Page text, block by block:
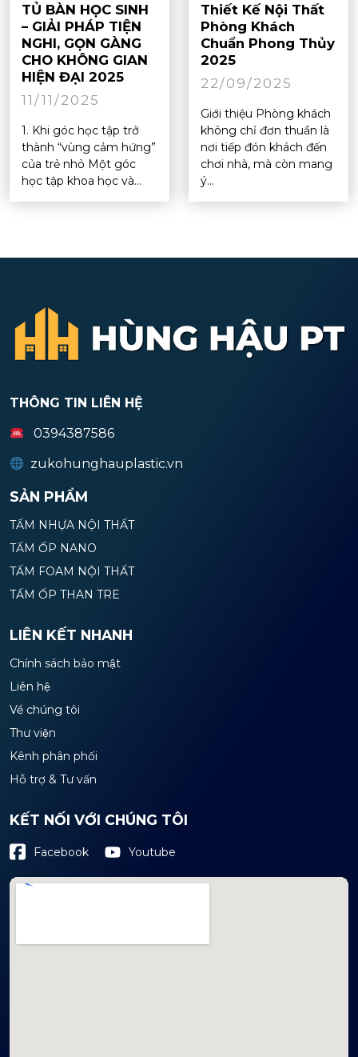
TỦ BÀN HỌC SINH
– GIẢI PHÁP TIỆN
NGHI, GỌN GÀNG
CHO KHÔNG GIAN
HIỆN ĐẠI 2025
11/11/2025
1. Khi góc học tập trở
thành “vùng cảm hứng”
của trẻ nhỏ Một góc
học tập khoa học và...
Thiết Kế Nội Thất
Phòng Khách
Chuẩn Phong Thủy
2025
22/09/2025
Giới thiệu Phòng khách
không chỉ đơn thuần là
nơi tiếp đón khách đến
chơi nhà, mà còn mang
ý...
THÔNG TIN LIÊN HỆ
0394387586
zukohunghauplastic.vn
SẢN PHẨM
TẤM NHỰA NỘI THẤT
TẤM ỐP NANO
TẤM FOAM NỘI THẤT
TẤM ỐP THAN TRE
LIÊN KẾT NHANH
Chính sách bảo mật
Liên hệ
Về chúng tôi
Thư viện
Kênh phân phối
Hỗ trợ & Tư vấn
KẾT NỐI VỚI CHÚNG TÔI
Facebook Youtube